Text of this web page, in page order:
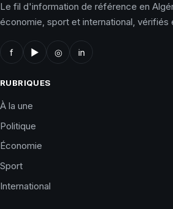
Le fil d'information de référence en
économie, sport et international, vérifiés
f ▶ ◎ in
RUBRIQUES
À la une
Politique
Économie
Sport
International